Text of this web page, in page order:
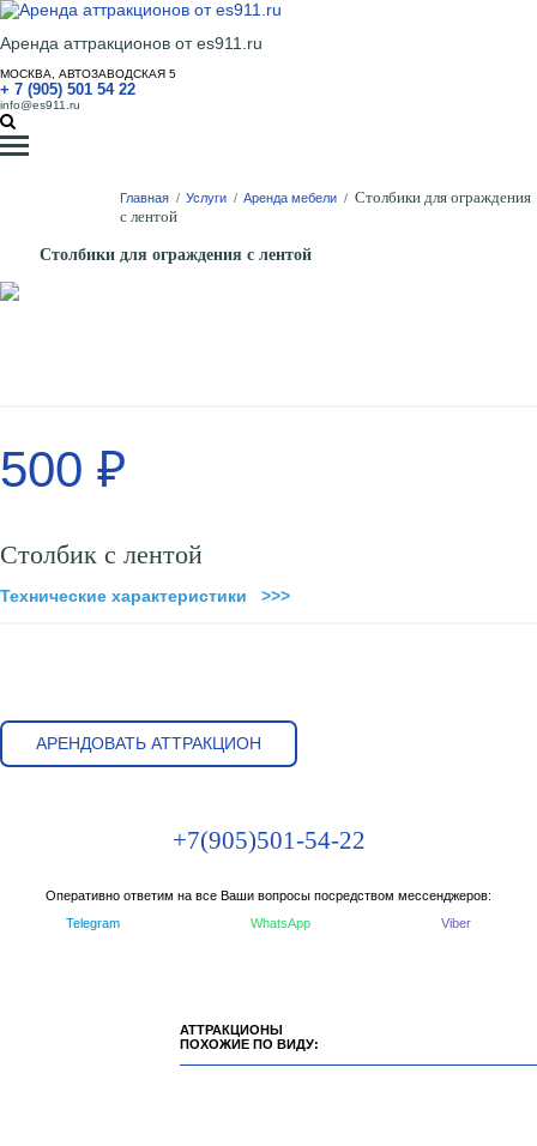
Аренда аттракционов от es911.ru
МОСКВА, АВТОЗАВОДСКАЯ 5
+ 7 (905) 501 54 22
info@es911.ru
Главная / Услуги / Аренда мебели / Столбики для ограждения
с лентой
Столбики для ограждения с лентой
500 ₽
Столбик с лентой
Технические характеристики >>>
АРЕНДОВАТЬ АТТРАКЦИОН
+7(905)501-54-22
Оперативно ответим на все Ваши вопросы посредством мессенджеров:
Telegram
WhatsApp Viber
АТТРАКЦИОНЫ
ПОХОЖИЕ ПО ВИДУ: